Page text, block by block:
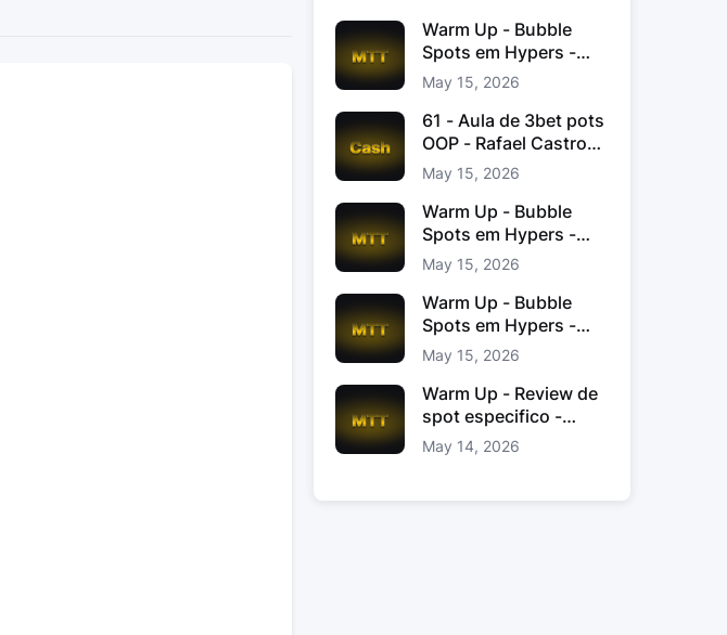
Warm Up - Bubble
Spots em Hypers -
João “JoaoChef“
Branco
May 15, 2026
61 - Aula de 3bet pots
OOP - Rafael Castro
Jacinto
May 15, 2026
Warm Up - Bubble
Spots em Hypers -
João “JoaoChef“
Branco
May 15, 2026
Warm Up - Bubble
Spots em Hypers -
João JoaoChef
Branco
May 15, 2026
Warm Up - Review de
spot especifico -
xinas85
May 14, 2026